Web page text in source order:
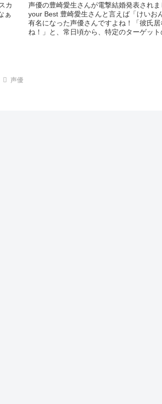
カ
ぁ
声優の豊崎愛生さんが電撃結婚発表され
your Best 豊崎愛生さんと言えば「けいお
有名になった声優さんですよね！「彼氏
ね！」と、常日頃から、特定のターゲット
声優